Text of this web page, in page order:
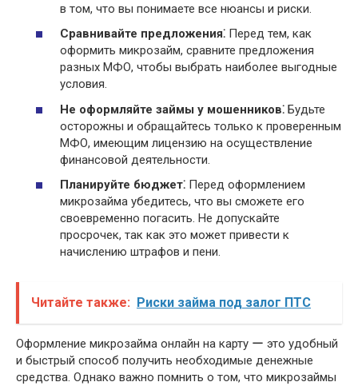
в том, что вы понимаете все нюансы и риски.
Сравнивайте предложения⁚ Перед тем, как
оформить микрозайм, сравните предложения
разных МФО, чтобы выбрать наиболее выгодные
условия.
Не оформляйте займы у мошенников⁚ Будьте
осторожны и обращайтесь только к проверенным
МФО, имеющим лицензию на осуществление
финансовой деятельности.
Планируйте бюджет⁚ Перед оформлением
микрозайма убедитесь, что вы сможете его
своевременно погасить. Не допускайте
просрочек, так как это может привести к
начислению штрафов и пени.
Читайте также: Риски займа под залог ПТС
Оформление микрозайма онлайн на карту ー это удобный
и быстрый способ получить необходимые денежные
средства. Однако важно помнить о том, что микрозаймы